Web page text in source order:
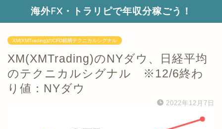
海外FX・トラリピで年収分稼ごう！
XM(XMTrading)のCFD銘柄テクニカルシグナル
XM(XMTrading)のNYダウ、日経平均
のテクニカルシグナル ※12/6終わ
り値：NYダウ
2022年12月7日